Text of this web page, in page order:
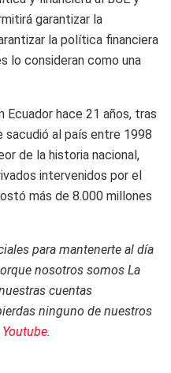
garantizar la
la política financiera
lo consideran como una
Ecuador hace 21 años, tras
sacudió al país entre 1998
de la historia nacional,
intervenidos por el
más de 8.000 millones
para mantenerte al día
nosotros somos La
cuentas
ninguno de nuestros
Youtube.